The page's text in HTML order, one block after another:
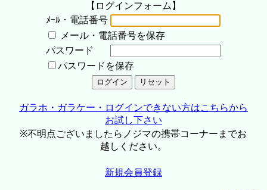
【ログインフォーム】
ﾒｰﾙ・電話番号
メール・電話番号を保存
パスワード
パスワードを保存
ガラホ・ガラケー・ログインできない方はこちらから
お試し下さい
※不明点ございましたらノジマの携帯コーナーまでお
越しください。
新規会員登録